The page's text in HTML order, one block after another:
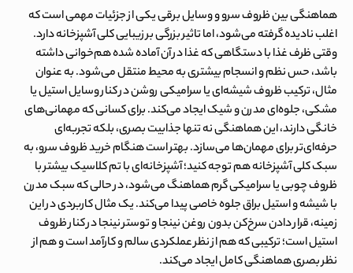
هماهنگی بین ظروف سرو و وسایل برقی یکی از جزئیات مهمی است که
اغلب نادیده گرفته می‌شود، اما تاثیر بزرگی بر زیبایی کلی آشپزخانه دارد.
وقتی ظرف غذا با دستگاهی که غذا در آن آماده شده هم‌خوانی داشته
باشد، حس نظم و انسجام بیشتری به محیط منتقل می‌شود. به عنوان
مثال، ترکیب ظروف شیشه‌ای یا سرامیکی روشن در کنار وسایل استیل یا
مشکی، جلوه‌ای مدرن و شیک ایجاد می‌کند. برای کسانی که مهمانی‌های
خانگی دارند، این هماهنگی نه تنها جذابیت بصری، بلکه تجربه‌ای
حرفه‌ای‌تر برای مهمان‌ها می‌سازد. بهتر است هنگام خرید ظروف سرو، به
سبک کلی آشپزخانه هم توجه کنید؛ آشپزخانه‌ای با تم کلاسیک بیشتر با
ظروف چوبی یا سرامیکی گرم هماهنگ می‌شود، در حالی که سبک مدرن
با شیشه و استیل براق جلوه خاصی پیدا می‌کند. یک مثال کاربردی در این
زمینه، قرار دادن سرخ‌کن بدون روغن نینجا و توستر نینجا در کنار ظروف
استیل است؛ ترکیبی که هم از نظر عملکردی سالم و کارآمد است و هم از
نظر بصری هماهنگی کامل ایجاد می‌کند.